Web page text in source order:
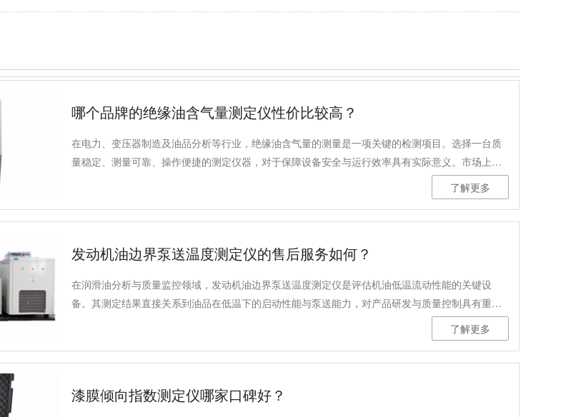
哪个品牌的绝缘油含气量测定仪性价比较高？
在电力、变压器制造及油品分析等行业，绝缘油含气量的测量是一项关键的检测项目。选择一台质
量稳定、测量可靠、操作便捷的测定仪器，对于保障设备安全与运行效率具有实际意义。市场上不
同品牌和型号的产品在性能、功能与价格上各有特点，用户在选择时往往需要综合考虑质量精度、
测试范围、是否符合国家标准以及适用行业等多方面因素。以下我们就从这些维度，对一款具有代
了解更多
发动机油边界泵送温度测定仪的售后服务如何？
在润滑油分析与质量监控领域，发动机油边界泵送温度测定仪是评估机油低温流动性能的关键设
备。其测定结果直接关系到油品在低温下的启动性能与泵送能力，对产品研发与质量控制具有重要
作用。本文将就该类仪器售后服务的一般性情况、关键考量点及行业常见实践进行梳理与分析。
了解更多
漆膜倾向指数测定仪哪家口碑好？